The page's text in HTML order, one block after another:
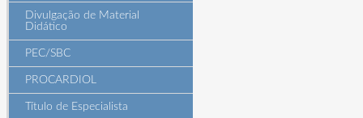
Divulgação de Material
Didático
PEC/SBC
PROCARDIOL
Título de Especialista